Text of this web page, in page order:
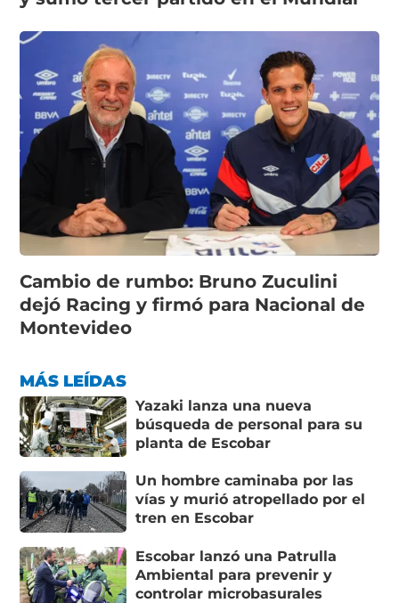
Cambio de rumbo: Bruno Zuculini
dejó Racing y firmó para Nacional de
Montevideo
MÁS LEÍDAS
Yazaki lanza una nueva
búsqueda de personal para su
planta de Escobar
Un hombre caminaba por las
vías y murió atropellado por el
tren en Escobar
Escobar lanzó una Patrulla
Ambiental para prevenir y
controlar microbasurales